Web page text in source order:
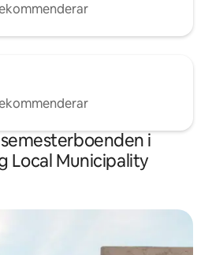
i
Local Municipality